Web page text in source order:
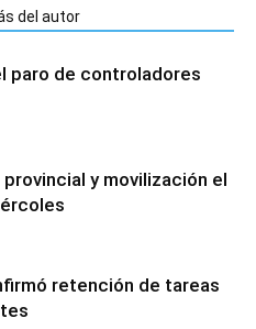
del autor
paro de controladores
provincial y movilización el
retención de tareas